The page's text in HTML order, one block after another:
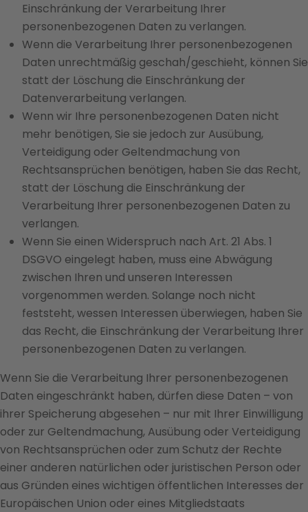
Einschränkung der Verarbeitung Ihrer
personenbezogenen Daten zu verlangen.
Wenn die Verarbeitung Ihrer personenbezogenen
Daten unrechtmäßig geschah/geschieht, können Sie
statt der Löschung die Einschränkung der
Datenverarbeitung verlangen.
Wenn wir Ihre personenbezogenen Daten nicht
mehr benötigen, Sie sie jedoch zur Ausübung,
Verteidigung oder Geltendmachung von
Rechtsansprüchen benötigen, haben Sie das Recht,
statt der Löschung die Einschränkung der
Verarbeitung Ihrer personenbezogenen Daten zu
verlangen.
Wenn Sie einen Widerspruch nach Art. 21 Abs. 1
DSGVO eingelegt haben, muss eine Abwägung
zwischen Ihren und unseren Interessen
vorgenommen werden. Solange noch nicht
feststeht, wessen Interessen überwiegen, haben Sie
das Recht, die Einschränkung der Verarbeitung Ihrer
personenbezogenen Daten zu verlangen.
Wenn Sie die Verarbeitung Ihrer personenbezogenen
Daten eingeschränkt haben, dürfen diese Daten – von
ihrer Speicherung abgesehen – nur mit Ihrer Einwilligung
oder zur Geltendmachung, Ausübung oder Verteidigung
von Rechtsansprüchen oder zum Schutz der Rechte
einer anderen natürlichen oder juristischen Person oder
aus Gründen eines wichtigen öffentlichen Interesses der
Europäischen Union oder eines Mitgliedstaats